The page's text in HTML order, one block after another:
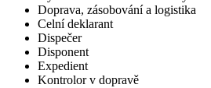
Doprava, zásobování a logistika
Celní deklarant
Dispečer
Disponent
Expedient
Kontrolor v dopravě